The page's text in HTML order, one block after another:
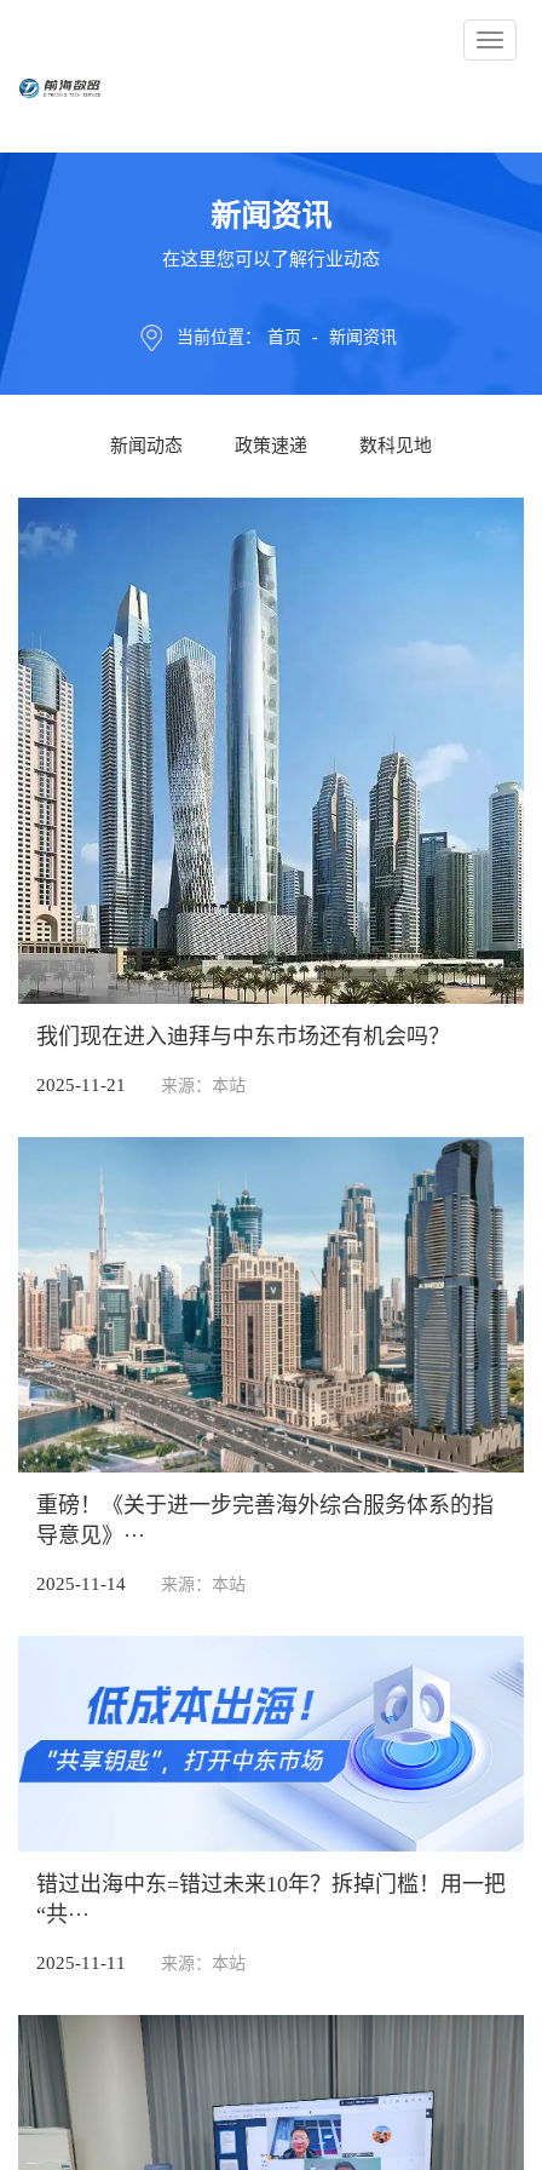
Toggle
新闻资讯
在这里您可以了解行业动态
当前位置： 首页 - 新闻资讯
新闻动态 政策速递 数科见地
我们现在进入迪拜与中东市场还有机会吗？
2025-11-21 来源：本站
重磅！《关于进一步完善海外综合服务体系的指
导意见》···
2025-11-14 来源：本站
错过出海中东=错过未来10年？拆掉门槛！用一把
“共···
2025-11-11 来源：本站